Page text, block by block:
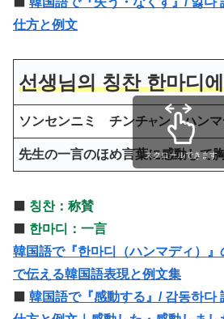
仕方と例文
선생님의 칭찬 한마디
ソンセンニミ チンチヤン ハンマ
先生の一言のほめ言葉に感動して
スクロールできます
칭찬：称賛
한마디：一言
韓国語で『한마디（ハンマディ）
で伝える韓国語表現と例文集
韓国語で『感動する』/ 감동하다